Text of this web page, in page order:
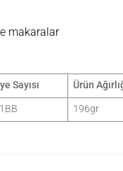
makaralar
Sayısı Ürün
196gr